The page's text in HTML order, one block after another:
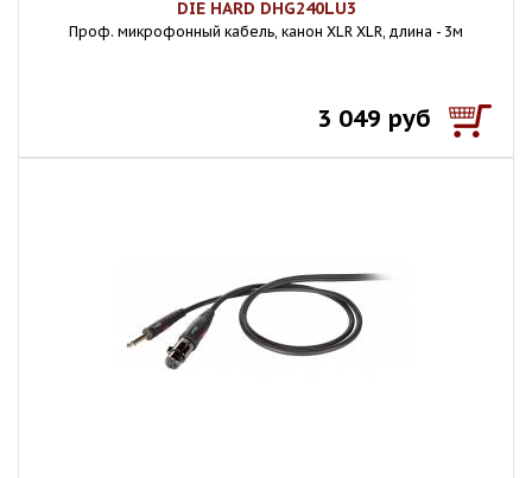
DIE HARD DHG240LU3
Проф. микрофонный кабель, канон XLR XLR, длина - 3м
3 049 руб